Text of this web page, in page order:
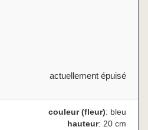
actuellement épuisé
couleur (fleur): bleu
hauteur: 20 cm